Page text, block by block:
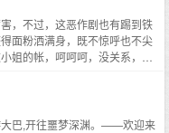
的关怀，漠视下的关注，还有
开始变质……
，不过，这恶作剧也有踢到铁
面粉洒满身，既不惊呼也不尖
姐的帐，呵呵呵，没关系，整
那她不好好设计他怎行咧……
大巴,开往噩梦深渊。——欢迎来